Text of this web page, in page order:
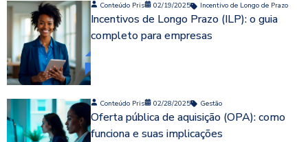
Conteúdo Pris 02/19/2025 Incentivo de Longo de Prazo
Incentivos de Longo Prazo (ILP): o guia
completo para empresas
Conteúdo Pris 02/28/2025 Gestão
Oferta pública de aquisição (OPA): como
funciona e suas implicações